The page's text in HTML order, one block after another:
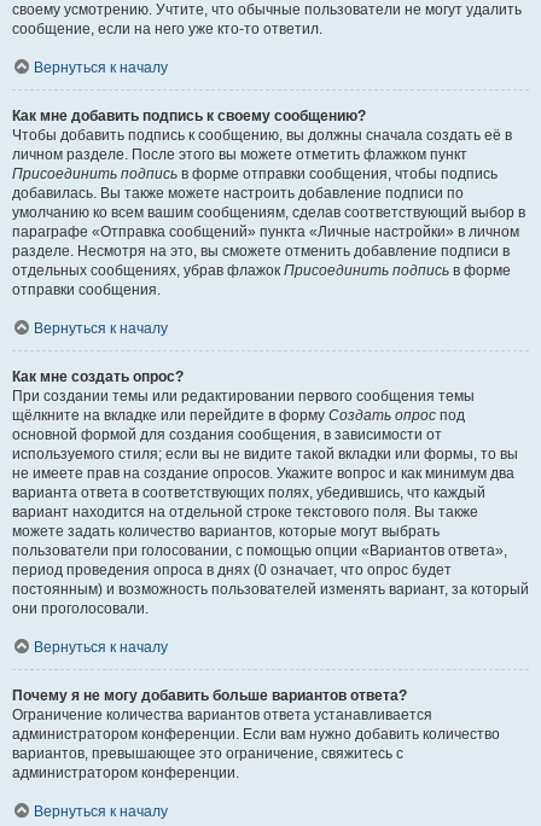
своему усмотрению. Учтите, что обычные пользователи не могут удалить
сообщение, если на него уже кто-то ответил.
Вернуться к началу
Как мне добавить подпись к своему сообщению?
Чтобы добавить подпись к сообщению, вы должны сначала создать её в
личном разделе. После этого вы можете отметить флажком пункт
Присоединить подпись в форме отправки сообщения, чтобы подпись
добавилась. Вы также можете настроить добавление подписи по
умолчанию ко всем вашим сообщениям, сделав соответствующий выбор в
параграфе «Отправка сообщений» пункта «Личные настройки» в личном
разделе. Несмотря на это, вы сможете отменить добавление подписи в
отдельных сообщениях, убрав флажок Присоединить подпись в форме
отправки сообщения.
Вернуться к началу
Как мне создать опрос?
При создании темы или редактировании первого сообщения темы
щёлкните на вкладке или перейдите в форму Создать опрос под
основной формой для создания сообщения, в зависимости от
используемого стиля; если вы не видите такой вкладки или формы, то вы
не имеете прав на создание опросов. Укажите вопрос и как минимум два
варианта ответа в соответствующих полях, убедившись, что каждый
вариант находится на отдельной строке текстового поля. Вы также
можете задать количество вариантов, которые могут выбрать
пользователи при голосовании, с помощью опции «Вариантов ответа»,
период проведения опроса в днях (0 означает, что опрос будет
постоянным) и возможность пользователей изменять вариант, за который
они проголосовали.
Вернуться к началу
Почему я не могу добавить больше вариантов ответа?
Ограничение количества вариантов ответа устанавливается
администратором конференции. Если вам нужно добавить количество
вариантов, превышающее это ограничение, свяжитесь с
администратором конференции.
Вернуться к началу